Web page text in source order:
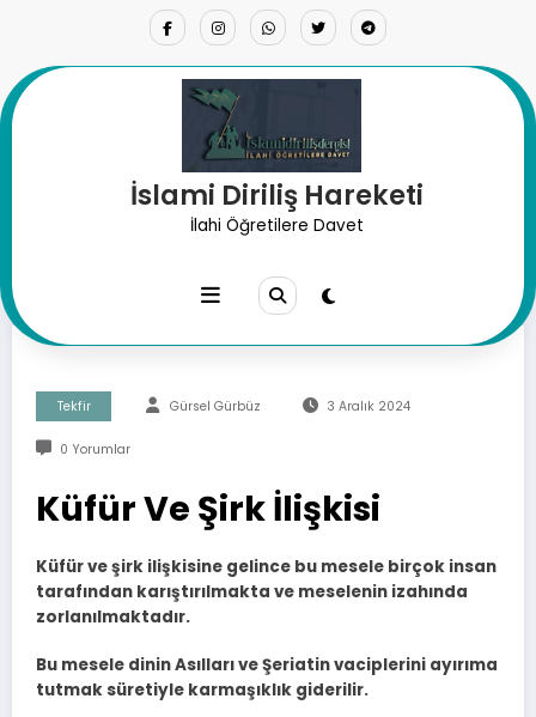
İslami Diriliş Hareketi
İlahi Öğretilere Davet
Küfür Ve Şirk İlişkisi
Tekfir Gürsel Gürbüz 3 Aralık 2024
0 Yorumlar
Küfür Ve Şirk İlişkisi
Küfür ve şirk ilişkisine gelince bu mesele birçok insan
tarafından karıştırılmakta ve meselenin izahında
zorlanılmaktadır.
Bu mesele dinin Asılları ve Şeriatin vaciplerini ayırıma
tutmak süretiyle karmaşıklık giderilir.